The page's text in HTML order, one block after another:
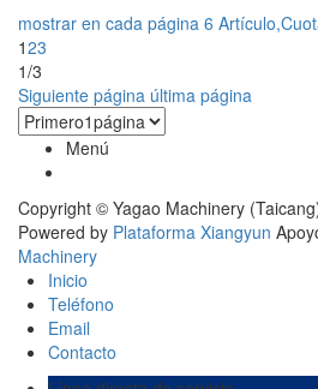
mostrar en cada página 6
123
1/3
Siguiente página última página
Menú
Copyright © Yagao Machinery
Powered by Plataforma Xiangyun
Machinery
Inicio
Teléfono
Email
Contacto